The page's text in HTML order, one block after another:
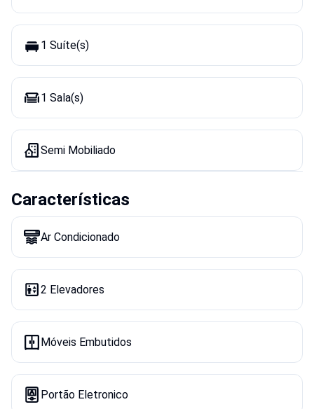
1 Suíte(s)
1 Sala(s)
Semi Mobiliado
Características
Ar Condicionado
2 Elevadores
Móveis Embutidos
Portão Eletronico